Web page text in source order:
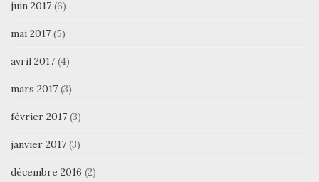
juin 2017 (6)
mai 2017 (5)
avril 2017 (4)
mars 2017 (3)
février 2017 (3)
janvier 2017 (3)
décembre 2016 (2)